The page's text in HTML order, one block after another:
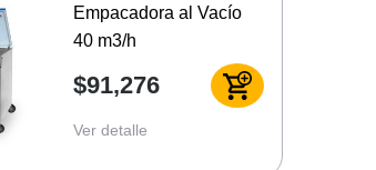
Empacadora al Vacío
40 m3/h
$91,276
Ver detalle